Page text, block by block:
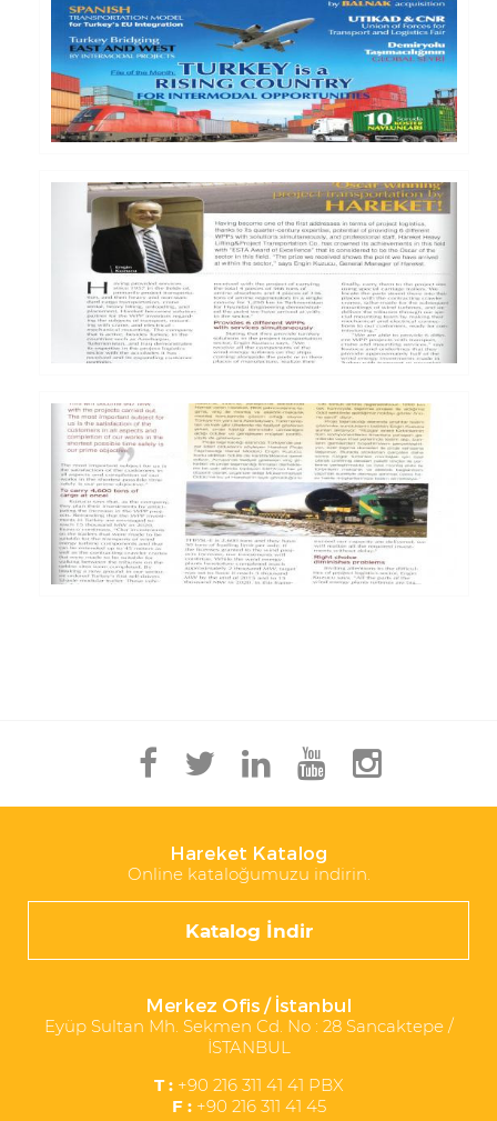
Hareket Katalog
Online kataloğumuzu indirin.
Katalog İndir
Merkez Ofis / İstanbul
Eyüp Sultan Mh. Sekmen Cd. No : 28 Sancaktepe /
İSTANBUL
T :+90 216 311 41 41 PBX
F :+90 216 311 41 45